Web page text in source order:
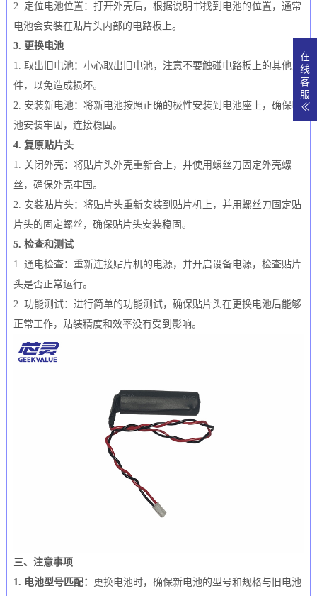
2. 定位电池位置：打开外壳后，根据说明书找到电池的位置，通常
电池会安装在贴片头内部的电路板上。
3. 更换电池
1. 取出旧电池：小心取出旧电池，注意不要触碰电路板上的其他元
件，以免造成损坏。
2. 安装新电池：将新电池按照正确的极性安装到电池座上，确保电
池安装牢固，连接稳固。
4. 复原贴片头
1. 关闭外壳：将贴片头外壳重新合上，并使用螺丝刀固定外壳螺
丝，确保外壳牢固。
2. 安装贴片头：将贴片头重新安装到贴片机上，并用螺丝刀固定贴
片头的固定螺丝，确保贴片头安装稳固。
5. 检查和测试
1. 通电检查：重新连接贴片机的电源，并开启设备电源，检查贴片
头是否正常运行。
2. 功能测试：进行简单的功能测试，确保贴片头在更换电池后能够
正常工作，贴装精度和效率没有受到影响。
三、注意事项
1. 电池型号匹配：
更换电池时，确保新电池的型号和规格与旧电池
在
线
客
服